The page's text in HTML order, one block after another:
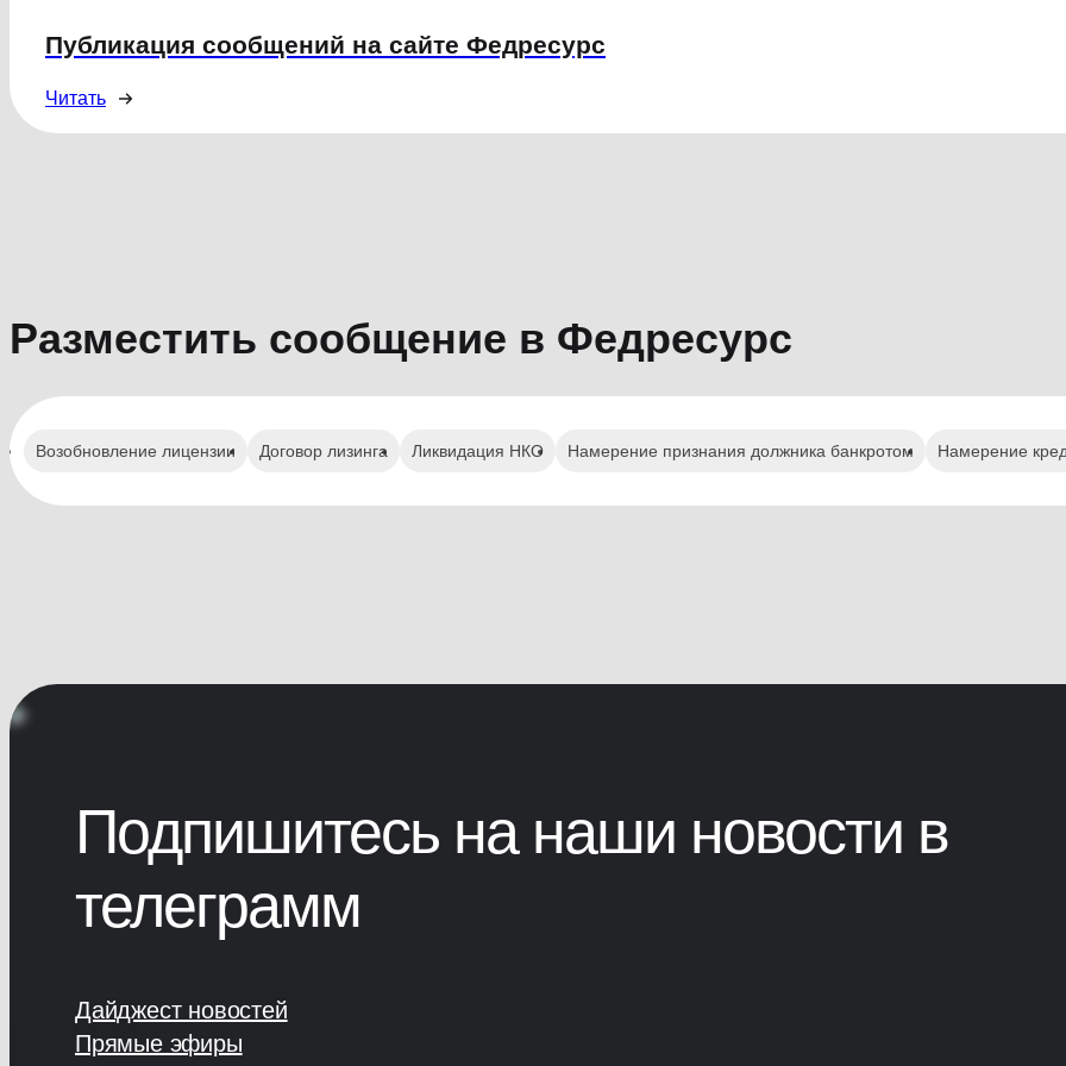
Публикация сообщений на сайте Федресурс
Читать
Разместить сообщение в Федресурс
Возобновление лицензии Договор лизинга Ликвидация НКО Намерение признания должника банкротом Намерение
Подпишитесь на наши новости в
телеграмм
Дайджест новостей
Прямые эфиры